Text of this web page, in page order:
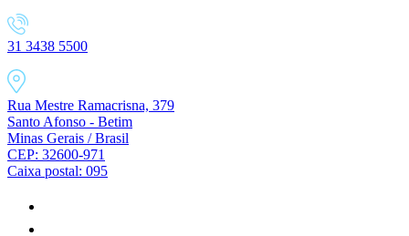
31 3438 5500
Rua Mestre Ramacrisna, 379
Santo Afonso - Betim
Minas Gerais / Brasil
CEP: 32600-971
Caixa postal: 095